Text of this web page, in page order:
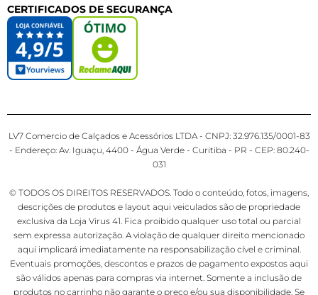
CERTIFICADOS DE SEGURANÇA
LV7 Comercio de Calçados e Acessórios LTDA - CNPJ: 32.976.135/0001-83
- Endereço: Av. Iguaçu, 4400 - Água Verde - Curitiba - PR - CEP: 80.240-
031
© TODOS OS DIREITOS RESERVADOS. Todo o conteúdo, fotos, imagens,
descrições de produtos e layout aqui veiculados são de propriedade
exclusiva da Loja Virus 41. Fica proibido qualquer uso total ou parcial
sem expressa autorização. A violação de qualquer direito mencionado
aqui implicará imediatamente na responsabilização cível e criminal.
Eventuais promoções, descontos e prazos de pagamento expostos aqui
são válidos apenas para compras via internet. Somente a inclusão de
produtos no carrinho não garante o preço e/ou sua disponibilidade. Se